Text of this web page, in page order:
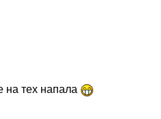
на тех напала